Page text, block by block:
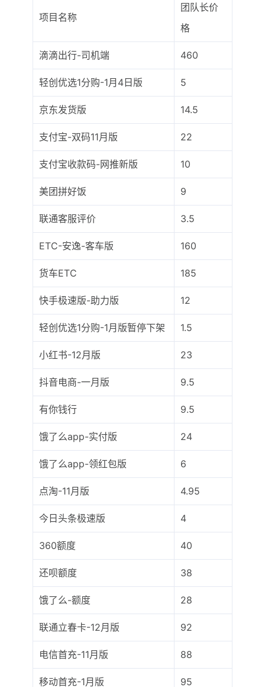
项目名称
团队长价
格
滴滴出行-司机端 460
轻创优选1分购-1月4日版 5
京东发货版 14.5
支付宝-双码11月版 22
支付宝收款码-网推新版 10
美团拼好饭 9
联通客服评价 3.5
ETC-安逸-客车版 160
货车ETC 185
快手极速版-助力版 12
轻创优选1分购-1月版暂停下架 1.5
小红书-12月版 23
抖音电商-一月版 9.5
有你钱行 9.5
饿了么app-实付版 24
饿了么app-领红包版 6
点淘-11月版 4.95
今日头条极速版 4
360额度 40
还呗额度 38
饿了么-额度 28
联通立春卡-12月版 92
电信首充-11月版 88
移动首充-1月版 95